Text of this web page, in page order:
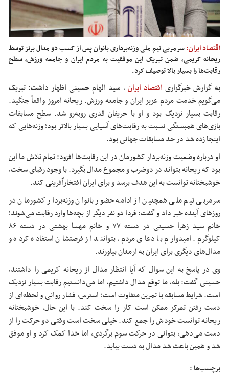
اقتصاد ایران:سرمربی تیم ملی وزنه‌برداری بانوان پس از کسب دو مدال برنز توسط
ریحانه کریمی، ضمن تبریک این موفقیت به مردم ایران و جامعه ورزش، سطح
رقابت‌ها را بسیار بالا توصیف کرد.
به گزارش خبرگزاری اقتصاد ایران ، سید الهام حسینی اظهار داشت: تبریک
می‌گویم خدمت مردم عزیز ایران و جامعه ورزش. ریحانه امروز واقعاً جنگید.
رقابت بسیار نزدیک بود و او با حریفان قدری روبه‌رو شد. سطح مسابقات
بازی‌های همبستگی نسبت به رقابت‌های آسیایی بسیار بالاتر بود؛ وزنه‌هایی که
اینجا زده شد در حد مسابقات جهانی بود.
او درباره وضعیت وزنه‌بردار کشورمان در این رقابت‌ها افزود: تمام تلاش ما این
بود که ریحانه بتواند در دوضرب و مجموع مدال بگیرد. با وجود رقبای سخت،
خوشبختانه توانست به این هدف برسد و برای ایران افتخارآفرینی کند.
سرمربی تیم ملی همچنین از ادامه حضور بانوان وزنه‌بردار کشورمان در
روزهای آینده خبر داد و گفت: فردا دو نفر دیگر از بچه‌ها وارد رقابت می‌شوند؛
خانم سید زهرا حسینی در دسته ۷۷ و خانم مهسا بهشتی در دسته ۸۶
کیلوگرم. امیدوارم با دعای مردم، بتوانند از فرصتشان استفاده کرده و
مدال‌های دیگری برای ایران به ارمغان بیاورند.
وی در پاسخ به این سوال که آیا انتظار مدال از ریحانه کریمی را داشتند،
حسینی گفت: بله، ما توقع مدال داشتیم، اما می‌دانستیم رقابت بسیار نزدیک
است. شرایط مسابقه با تمرین متفاوت است؛ استرس، فشار روانی و لحظه‌ای از
دست رفتن تمرکز ممکن است کار را سخت کند. با این حال، خوشبختانه
ریحانه توانست خودش را جمع کند. خیلی سخت است وقتی دو حرکت را از
دست می‌دهی، بتوانی در حرکت سوم برگردی، اما خدا کمک کرد و او موفق
شد و همین باعث شد مدال به دست بیاید.
برچسب‌ها :